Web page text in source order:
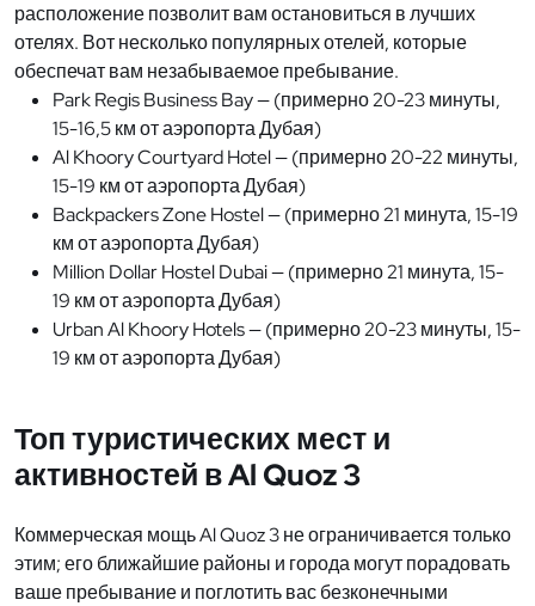
расположение позволит вам остановиться в лучших
отелях. Вот несколько популярных отелей, которые
обеспечат вам незабываемое пребывание.
Park Regis Business Bay — (примерно 20-23 минуты,
15-16,5 км от аэропорта Дубая)
Al Khoory Courtyard Hotel — (примерно 20-22 минуты,
15-19 км от аэропорта Дубая)
Backpackers Zone Hostel — (примерно 21 минута, 15-19
км от аэропорта Дубая)
Million Dollar Hostel Dubai — (примерно 21 минута, 15-
19 км от аэропорта Дубая)
Urban Al Khoory Hotels — (примерно 20-23 минуты, 15-
19 км от аэропорта Дубая)
Топ туристических мест и
активностей в Al Quoz 3
Коммерческая мощь Al Quoz 3 не ограничивается только
этим; его ближайшие районы и города могут порадовать
ваше пребывание и поглотить вас безконечными